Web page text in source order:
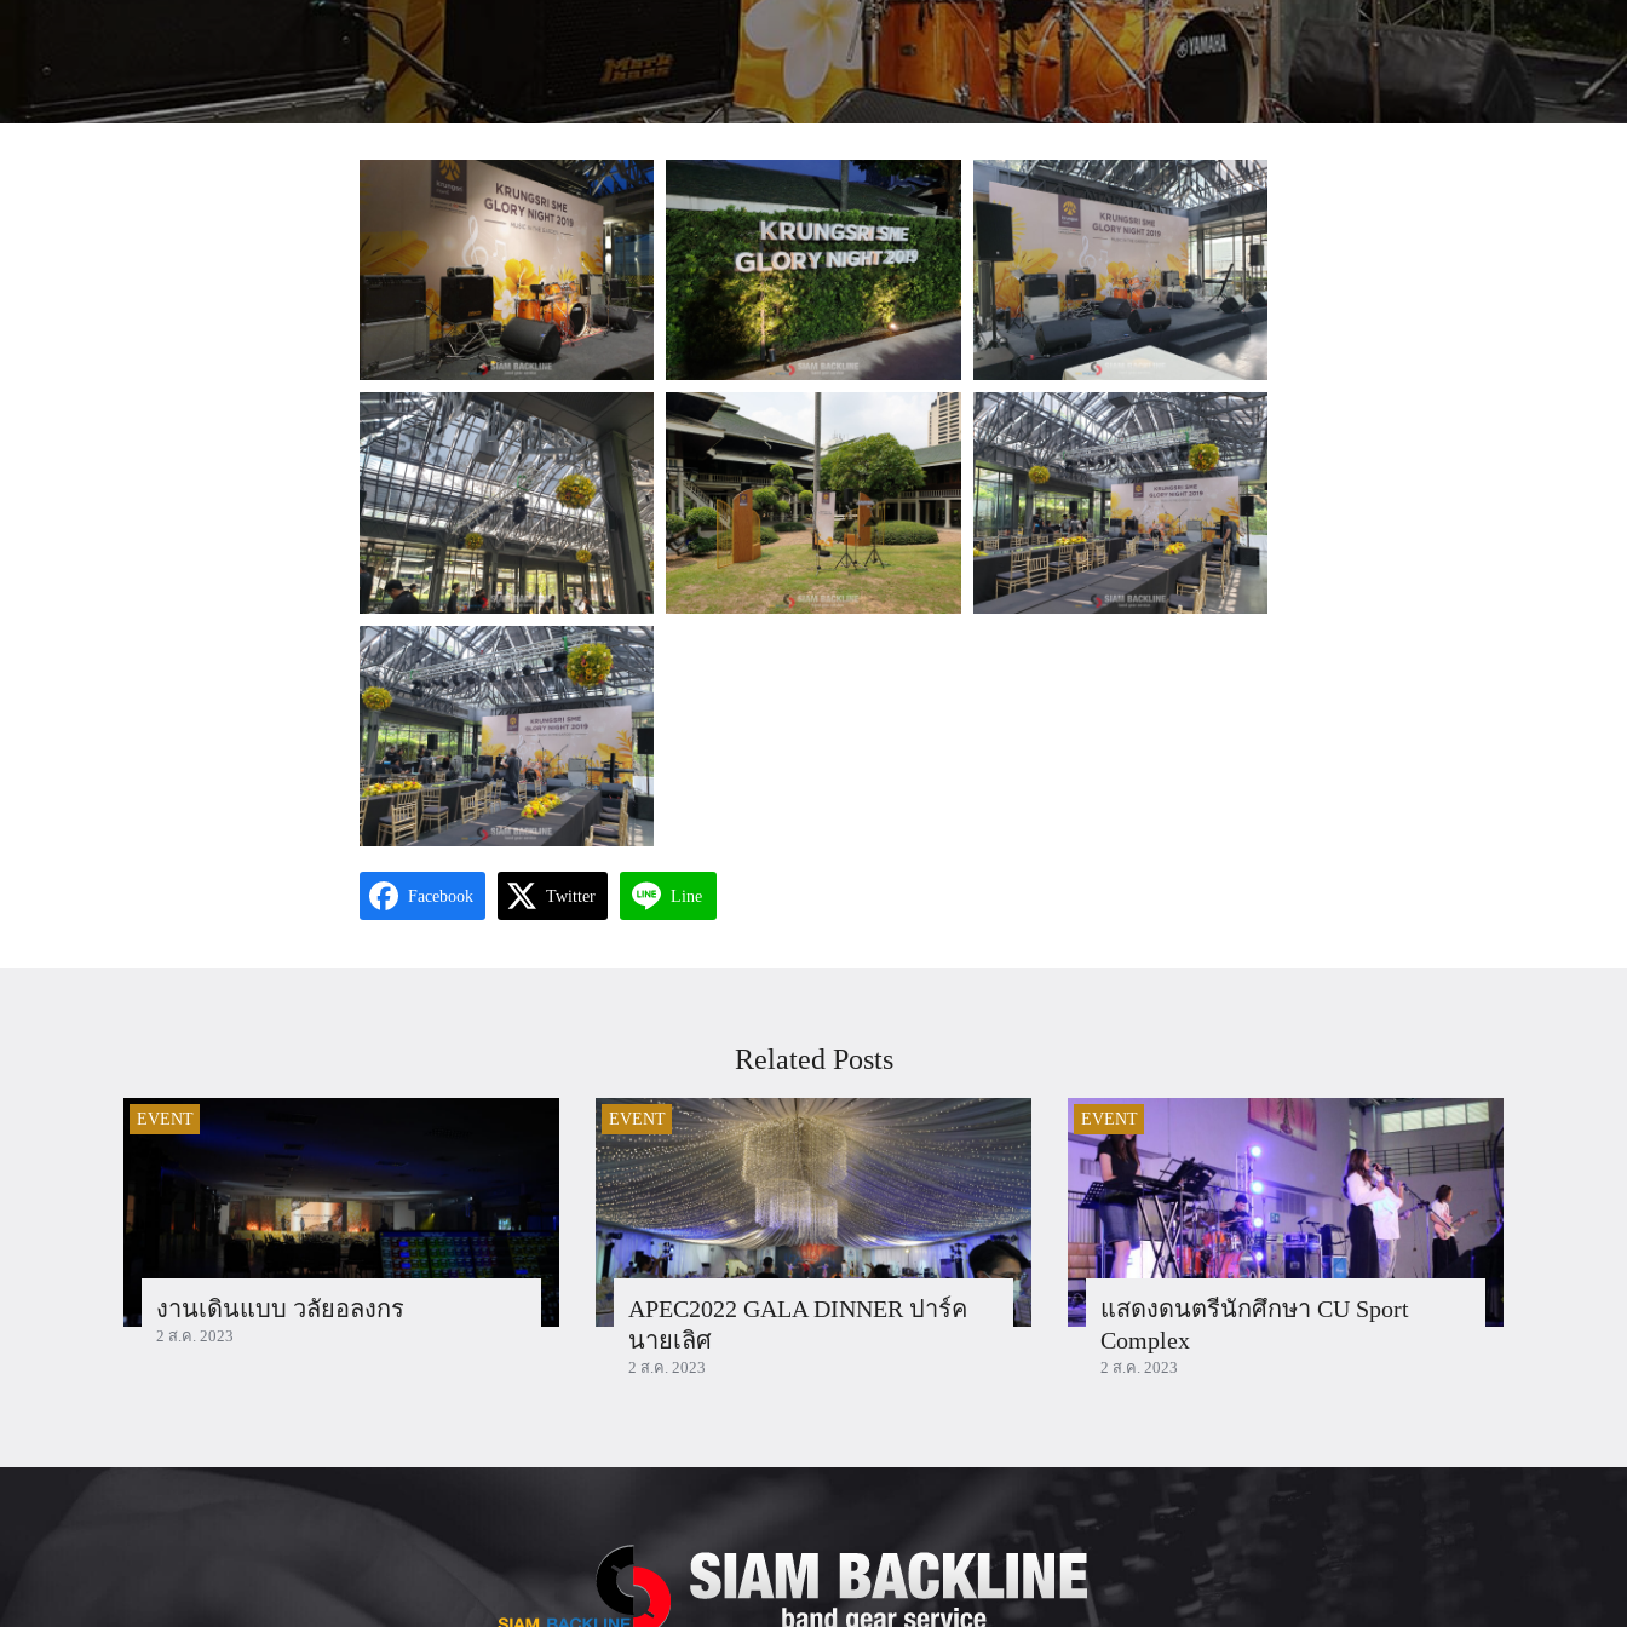
Facebook Twitter Line
Related Posts
EVENT
งานเดินแบบ วลัยอลงกร
2 ส.ค. 2023
EVENT
APEC2022 GALA DINNER ปาร์ค
นายเลิศ
2 ส.ค. 2023
EVENT
แสดงดนตรีนักศึกษา CU Sport
Complex
2 ส.ค. 2023